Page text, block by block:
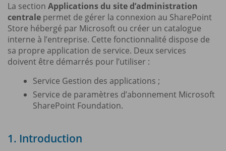
La section Applications du site d’administration
centrale permet de gérer la connexion au SharePoint
Store hébergé par Microsoft ou créer un catalogue
interne à l’entreprise. Cette fonctionnalité dispose de
sa propre application de service. Deux services
doivent être démarrés pour l’utiliser :
Service Gestion des applications ;
Service de paramètres d’abonnement Microsoft
SharePoint Foundation.
1. Introduction